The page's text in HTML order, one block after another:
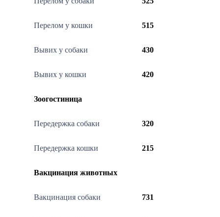
Перелом у кошки 515
Вывих у собаки 430
Вывих у кошки 420
Зоогостиница
Передержка собаки 320
Передержка кошки 215
Вакцинация животных
Вакцинация собаки 731